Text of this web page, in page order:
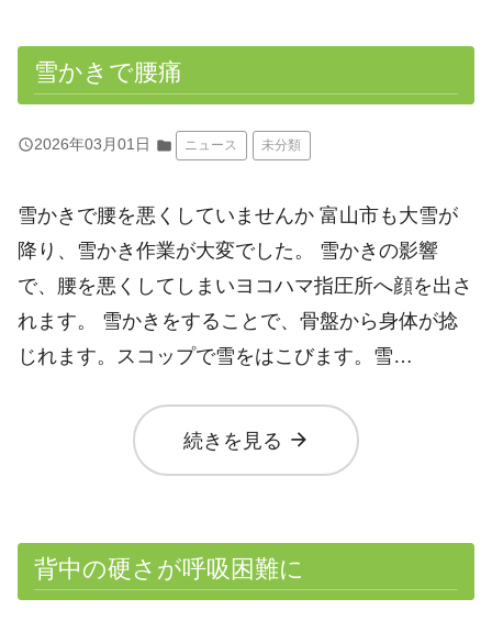
雪かきで腰痛
query_builder2026年03月01日 folder ニュース 未分類
雪かきで腰を悪くしていませんか 富山市も大雪が
降り、雪かき作業が大変でした。 雪かきの影響
で、腰を悪くしてしまいヨコハマ指圧所へ顔を出さ
れます。 雪かきをすることで、骨盤から身体が捻
じれます。スコップで雪をはこびます。雪…
続きを見る arrow_forward
背中の硬さが呼吸困難に